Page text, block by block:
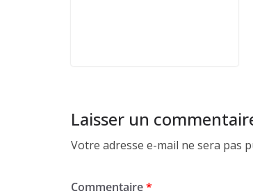
Laisser un
Votre adresse e-mail ne sera pas
Commentaire*